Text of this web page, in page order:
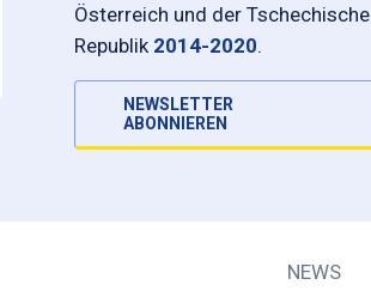
Österreich und der
Republik 2014-2020.
NEWSLETTER
ABONNIEREN
NEWS